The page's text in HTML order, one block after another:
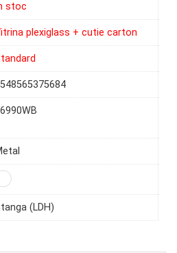
stoc
plexiglass + cutie carton
(LDH)